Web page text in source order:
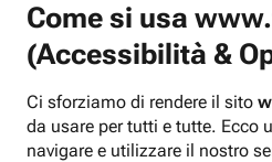
Come si usa
(Accessibilità &
Ci sforziamo di rendere il sito
da usare per tutti e tutte. Ecco
navigare e utilizzare il nostro